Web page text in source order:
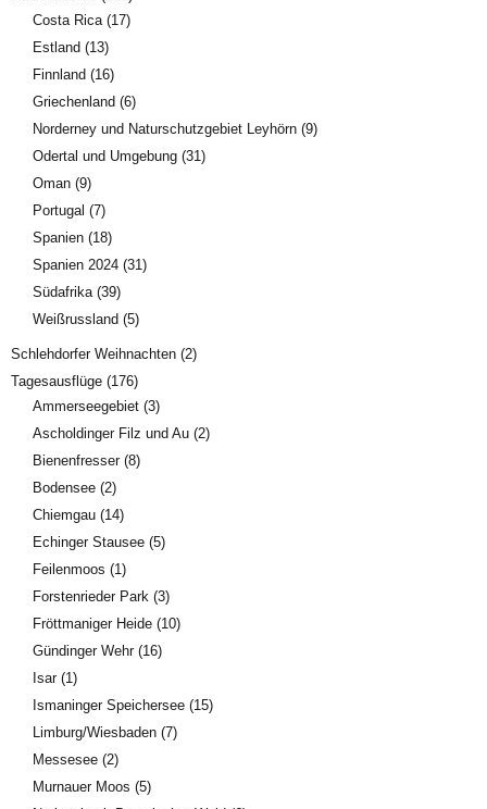
Costa Rica (17)
Estland (13)
Finnland (16)
Griechenland (6)
Norderney und Naturschutzgebiet Leyhörn (9)
Odertal und Umgebung (31)
Oman (9)
Portugal (7)
Spanien (18)
Spanien 2024 (31)
Südafrika (39)
Weißrussland (5)
Schlehdorfer Weihnachten (2)
Tagesausflüge (176)
Ammerseegebiet (3)
Ascholdinger Filz und Au (2)
Bienenfresser(8)
Bodensee (2)
Chiemgau (14)
Echinger Stausee (5)
Feilenmoos (1)
Forstenrieder Park (3)
Fröttmaniger Heide (10)
Gündinger Wehr(16)
Isar(1)
Ismaninger Speichersee (15)
Limburg/Wiesbaden (7)
Messesee (2)
Murnauer Moos (5)